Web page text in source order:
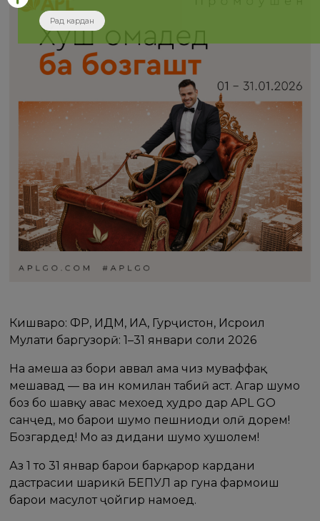
Кишварҳо: ФР, ИДМ, ИА, Гурҷистон, Исроил
Муҳлати баргузорӣ: 1–31 январи соли 2026
На ҳамеша аз бори аввал ҳама чиз муваффақ
мешавад — ва ин комилан табиӣ аст. Агар шумо
боз бо шавқу ҳавас мехоҳед худро дар APL GO
санҷед, мо барои шумо пешниҳоди олӣ дорем!
Бозгардед! Мо аз дидани шумо хушҳолем!
Аз 1 то 31 январ барои барқарор кардани
дастрасии шарикӣ БЕПУЛ ҳар гуна фармоиш
барои маҳсулот ҷойгир намоед.
Рад кардан